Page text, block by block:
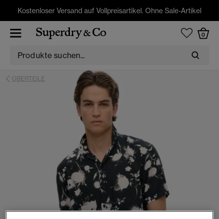
Kostenloser Versand auf Vollpreisartikel. Ohne Sale-Artikel
0
OBERTEILE